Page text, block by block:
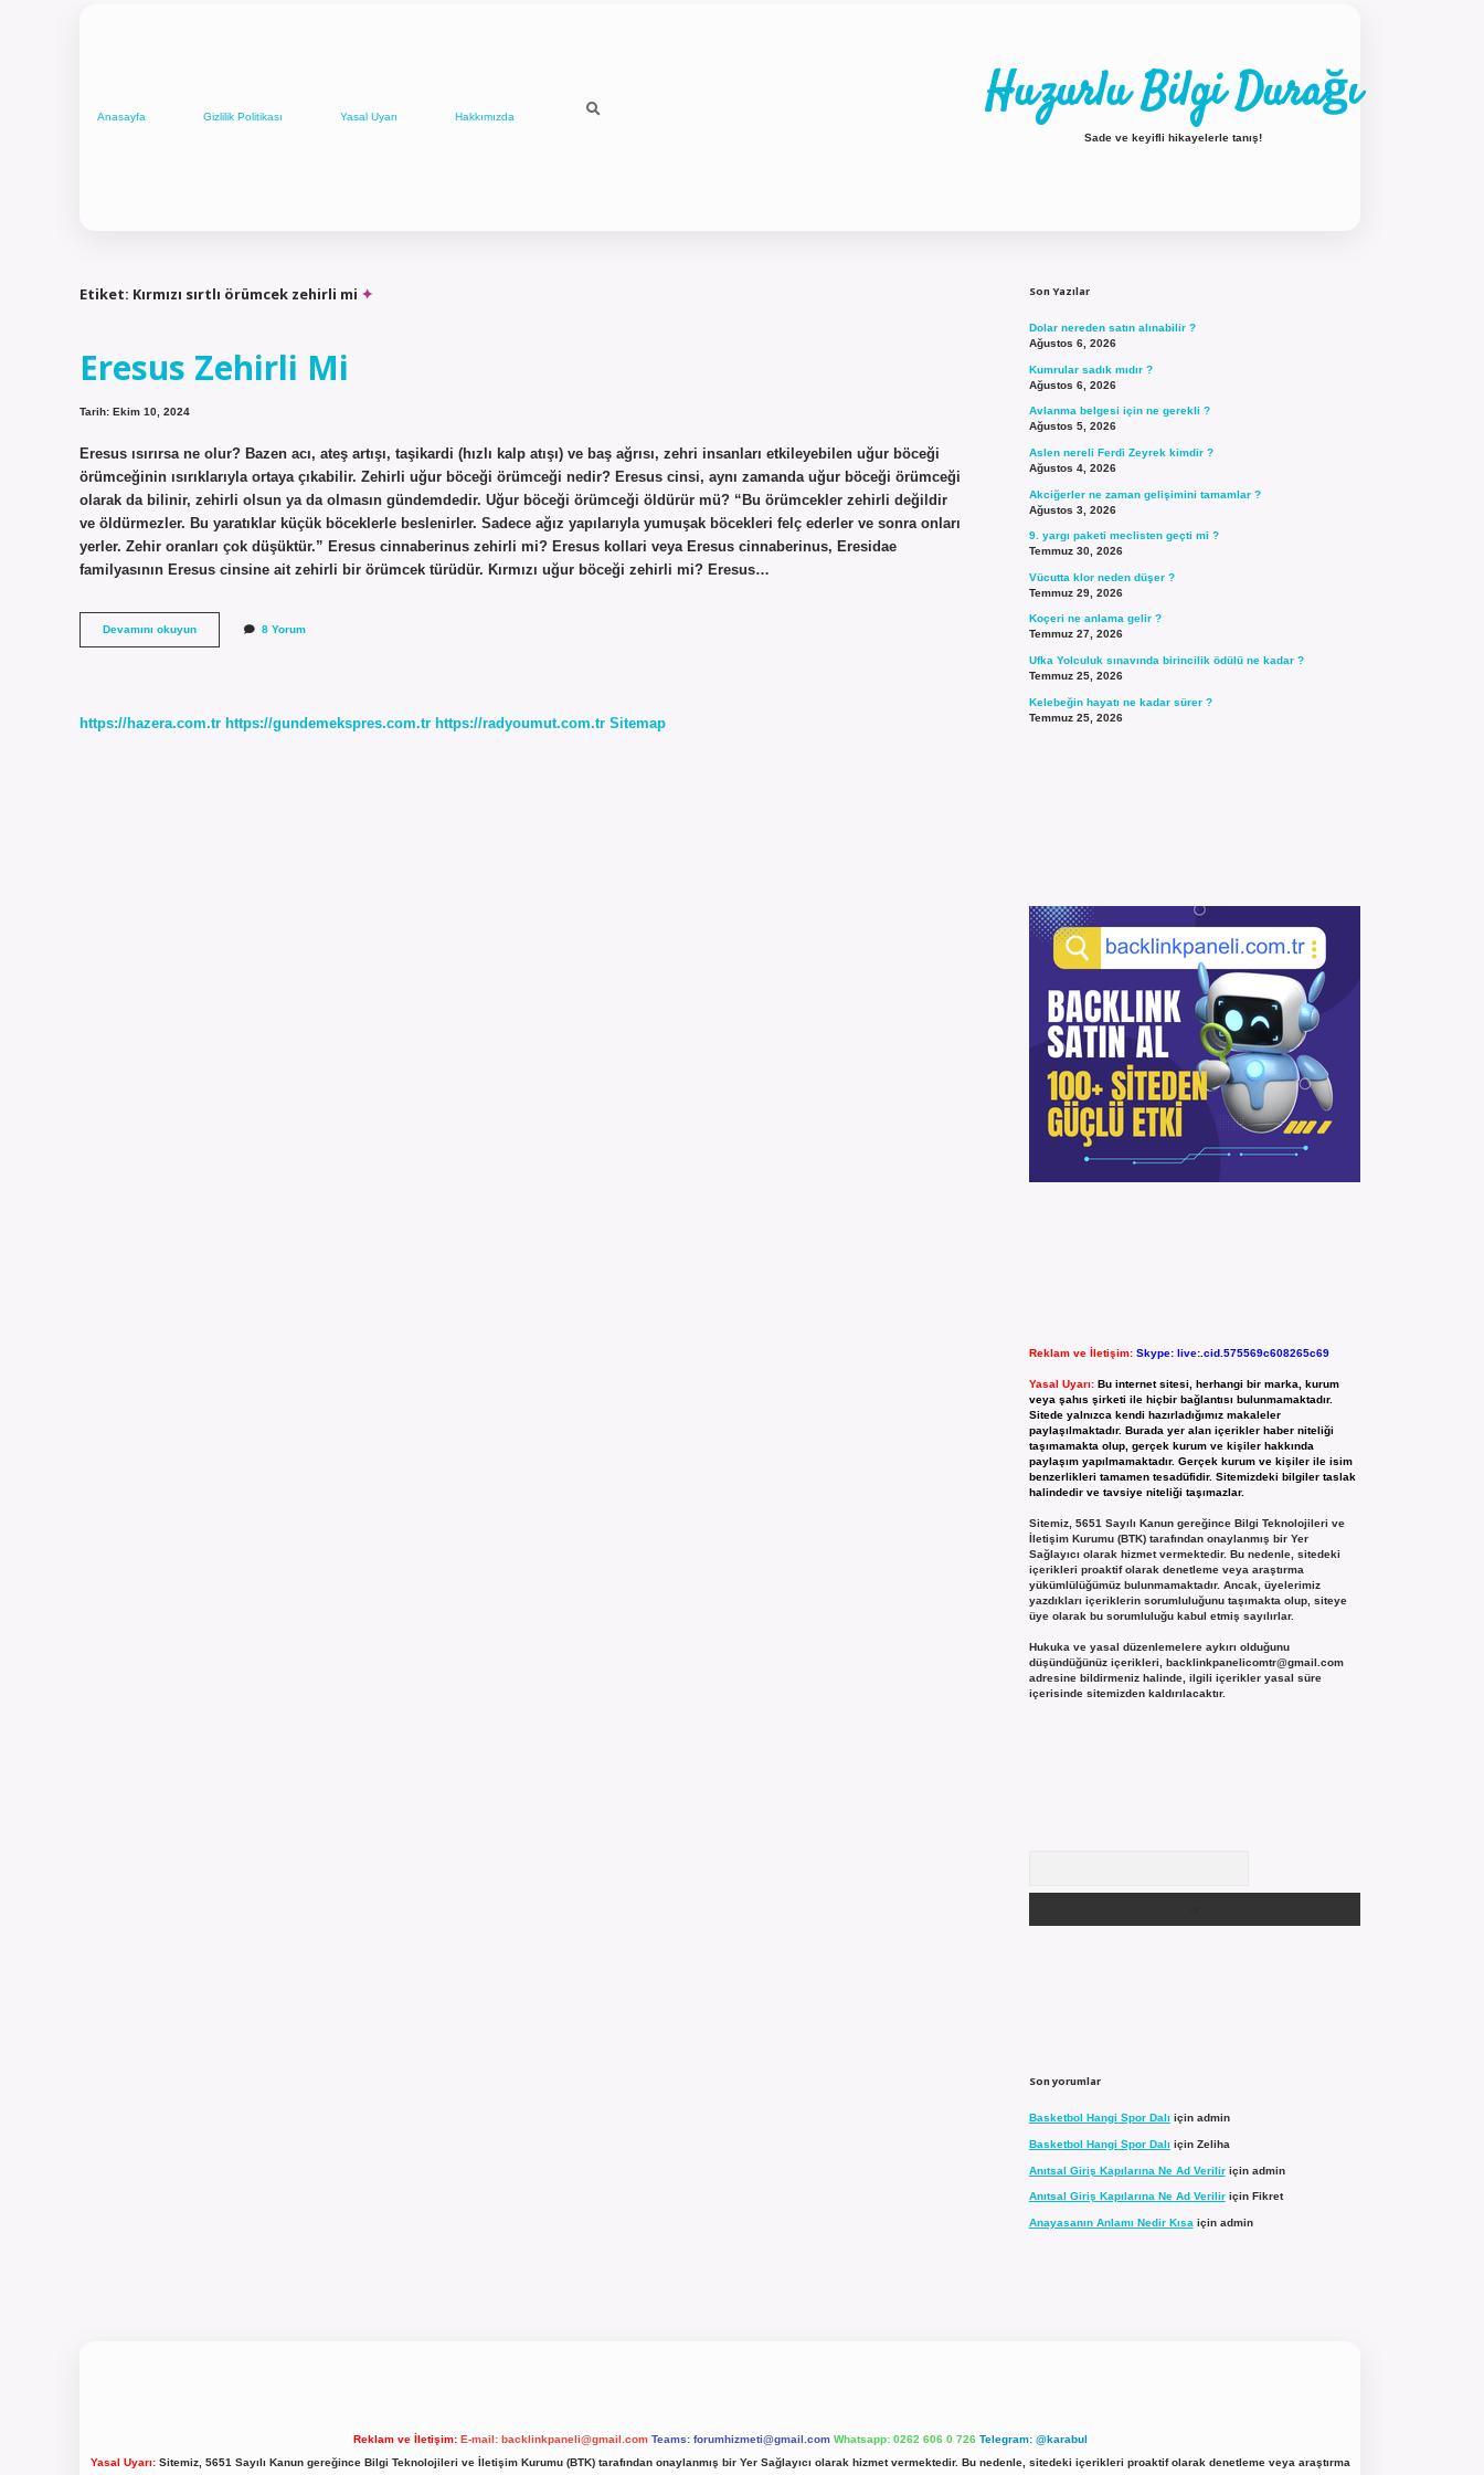
Anasayfa Gizlilik Politikası Yasal Uyarı Hakkımızda Huzurlu Bilgi Durağı
Sade ve keyifli hikayelerle tanış!
Etiket: Kırmızı sırtlı örümcek zehirli mi
Eresus Zehirli Mi
Tarih: Ekim 10, 2024
Eresus ısırırsa ne olur? Bazen acı, ateş artışı, taşikardi (hızlı kalp atışı) ve baş ağrısı, zehri insanları etkileyebilen uğur böceği
örümceğinin ısırıklarıyla ortaya çıkabilir. Zehirli uğur böceği örümceği nedir? Eresus cinsi, aynı zamanda uğur böceği örümceği
olarak da bilinir, zehirli olsun ya da olmasın gündemdedir. Uğur böceği örümceği öldürür mü? “Bu örümcekler zehirli değildir
ve öldürmezler. Bu yaratıklar küçük böceklerle beslenirler. Sadece ağız yapılarıyla yumuşak böcekleri felç ederler ve sonra onları
yerler. Zehir oranları çok düşüktür.” Eresus cinnaberinus zehirli mi? Eresus kollari veya Eresus cinnaberinus, Eresidae
familyasının Eresus cinsine ait zehirli bir örümcek türüdür. Kırmızı uğur böceği zehirli mi? Eresus…
Devamını okuyunEresus
Zehirli
8 Yorum
https://hazera.com.tr https://gundemekspres.com.tr https://radyoumut.com.tr Sitemap
Son Yazılar
Dolar nereden satın alınabilir ?
Ağustos 6, 2026
Kumrular sadık mıdır ?
Ağustos 6, 2026
Avlanma belgesi için ne gerekli ?
Ağustos 5, 2026
Aslen nereli Ferdi Zeyrek kimdir ?
Ağustos 4, 2026
Akciğerler ne zaman gelişimini tamamlar ?
Ağustos 3, 2026
9. yargı paketi meclisten geçti mi ?
Temmuz 30, 2026
Vücutta klor neden düşer ?
Temmuz 29, 2026
Koçeri ne anlama gelir ?
Temmuz 27, 2026
Ufka Yolculuk sınavında birincilik ödülü ne kadar ?
Temmuz 25, 2026
Kelebeğin hayatı ne kadar sürer ?
Temmuz 25, 2026
Reklam ve İletişim: Skype: live:.cid.575569c608265c69
Yasal Uyarı: Bu internet sitesi, herhangi bir marka, kurum
veya şahıs şirketi ile hiçbir bağlantısı bulunmamaktadır.
Sitede yalnızca kendi hazırladığımız makaleler
paylaşılmaktadır. Burada yer alan içerikler haber niteliği
taşımamakta olup, gerçek kurum ve kişiler hakkında
paylaşım yapılmamaktadır. Gerçek kurum ve kişiler ile isim
benzerlikleri tamamen tesadüfidir. Sitemizdeki bilgiler taslak
halindedir ve tavsiye niteliği taşımazlar.
Sitemiz, 5651 Sayılı Kanun gereğince Bilgi Teknolojileri ve
İletişim Kurumu (BTK) tarafından onaylanmış bir Yer
Sağlayıcı olarak hizmet vermektedir. Bu nedenle, sitedeki
içerikleri proaktif olarak denetleme veya araştırma
yükümlülüğümüz bulunmamaktadır. Ancak, üyelerimiz
yazdıkları içeriklerin sorumluluğunu taşımakta olup, siteye
üye olarak bu sorumluluğu kabul etmiş sayılırlar.
Hukuka ve yasal düzenlemelere aykırı olduğunu
düşündüğünüz içerikleri, backlinkpanelicomtr@gmail.com
adresine bildirmeniz halinde, ilgili içerikler yasal süre
içerisinde sitemizden kaldırılacaktır.
Son yorumlar
Basketbol Hangi Spor Dalı için admin
Basketbol Hangi Spor Dalı için Zeliha
Anıtsal Giriş Kapılarına Ne Ad Veriliriçin admin
Anıtsal Giriş Kapılarına Ne Ad Veriliriçin Fikret
Anayasanın Anlamı Nedir Kısa için admin
Reklam ve İletişim: E-mail: backlinkpaneli@gmail.com Teams: forumhizmeti@gmail.com Whatsapp: 0262 606 0 726 Telegram: @karabul
Yasal Uyarı:Sitemiz, 5651 Sayılı Kanun gereğince Bilgi Teknolojileri ve İletişim Kurumu (BTK) tarafından onaylanmış bir Yer Sağlayıcı olarak hizmet vermektedir. Bu nedenle, sitedeki içerikleri proaktif olarak denetleme veya araştırma